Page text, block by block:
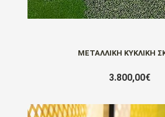
ΜΕΤΑΛΛΙΚΗ ΚΥΚΛΙΚΗ
3.800,00€